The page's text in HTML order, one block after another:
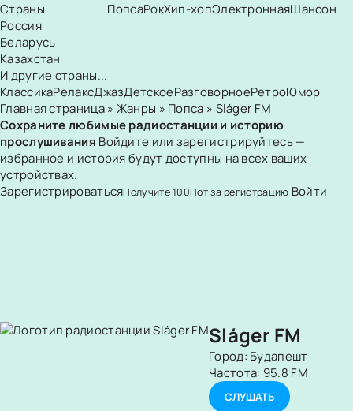
Страны
Россия
Беларусь
Казахстан
И другие страны...
ПопсаРокХип-хопЭлектроннаяШансон
КлассикаРелаксДжазДетскоеРазговорноеРетроЮмор
Главная страница» Жанры » Попса » Sláger FM
Сохраните любимые радиостанции и историю
прослушивания Войдите или зарегистрируйтесь —
избранное и история будут доступны на всех ваших
устройствах.
ЗарегистрироватьсяПолучите100Нотза регистрацию Войти
Sláger FM
Город: Будапешт
Частота: 95.8 FM
СЛУШАТЬ